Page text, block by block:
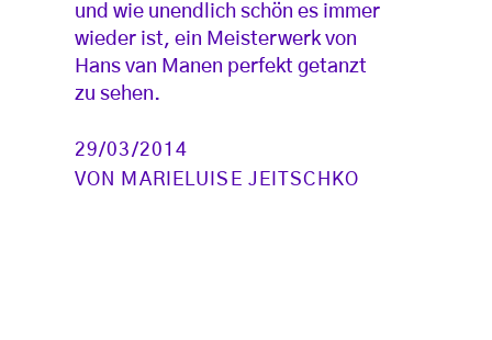
und wie unendlich schön es immer
wieder ist, ein Meisterwerk von
Hans van Manen perfekt getanzt
zu sehen.
29/03/2014
VON
MARIELUISE JEITSCHKO